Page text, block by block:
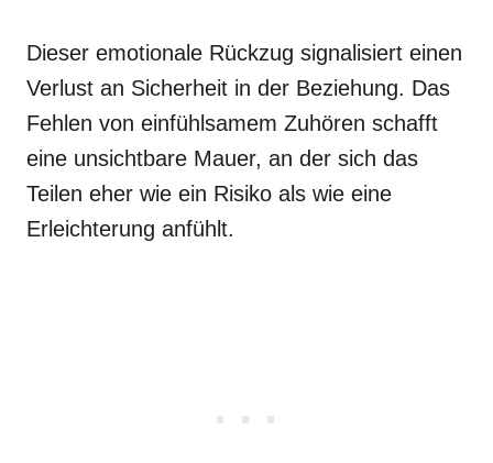
Dieser emotionale Rückzug signalisiert einen
Verlust an Sicherheit in der Beziehung. Das
Fehlen von einfühlsamem Zuhören schafft
eine unsichtbare Mauer, an der sich das
Teilen eher wie ein Risiko als wie eine
Erleichterung anfühlt.